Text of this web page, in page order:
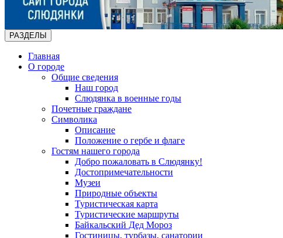
РАЗДЕЛЫ
Главная
О городе
Общие сведения
Наш город
Слюдянка в военные годы
Почетные граждане
Символика
Описание
Положение о гербе и флаге
Гостям нашего города
Добро пожаловать в Слюдянку!
Достопримечательности
Музеи
Природные объекты
Туристическая карта
Туристические маршруты
Байкальский Дед Мороз
Гостиницы, турбазы, санатории